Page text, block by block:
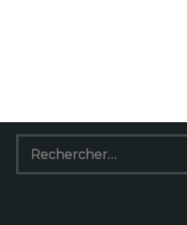
Rechercher :